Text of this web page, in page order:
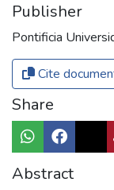
Publisher
Pontificia
Cite
Share
Abstract